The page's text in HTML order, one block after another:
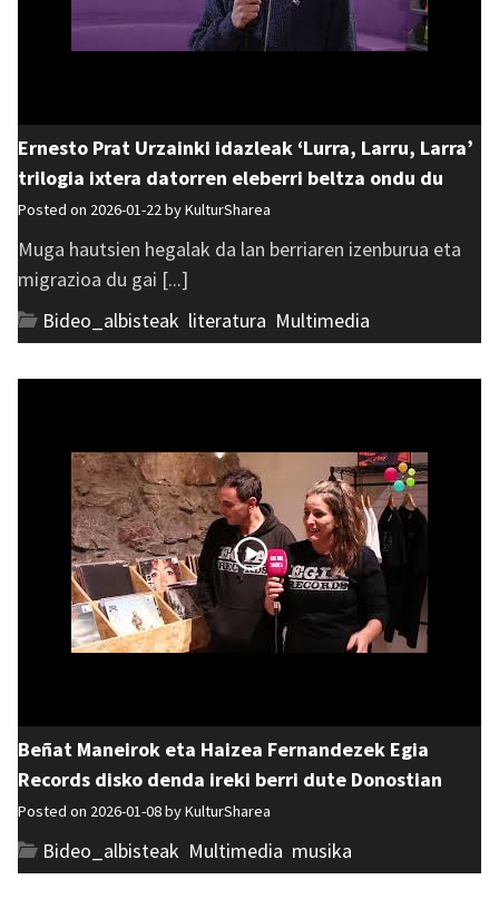
Ernesto Prat Urzainki idazleak ‘Lurra, Larru, Larra’
trilogia ixtera datorren eleberri beltza ondu du
Posted on 2026-01-22 byKulturSharea
Muga hautsien hegalak da lan berriaren izenburua eta
migrazioa du gai [...]
Bideo_albisteak literatura Multimedia
Beñat Maneirok eta Haizea Fernandezek Egia
Records disko denda ireki berri dute Donostian
Posted on 2026-01-08 byKulturSharea
Bideo_albisteak Multimedia musika